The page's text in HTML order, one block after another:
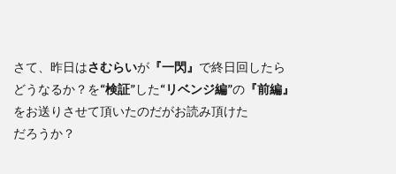
さて、昨日はさむらいが 『一閃』 で終日回したら
どうなるか？を“検証”した“リベンジ編”の 『前編』
をお送りさせて頂いたのだがお読み頂けた
だろうか？